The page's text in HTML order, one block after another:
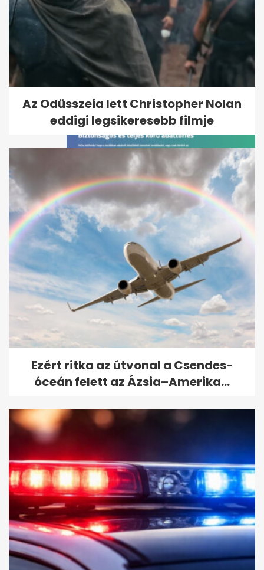
5+1 tipikus hiba, amiért
felmosás után is ragad a
padló
Az NNI nyomoz a
veglegestorles.hu ügyében: 40
milliárdos...
Az Odüsszeia lett Christopher Nolan
eddigi legsikeresebb filmje
Ezért ritka az útvonal a Csendes-
óceán felett az Ázsia–Amerika...